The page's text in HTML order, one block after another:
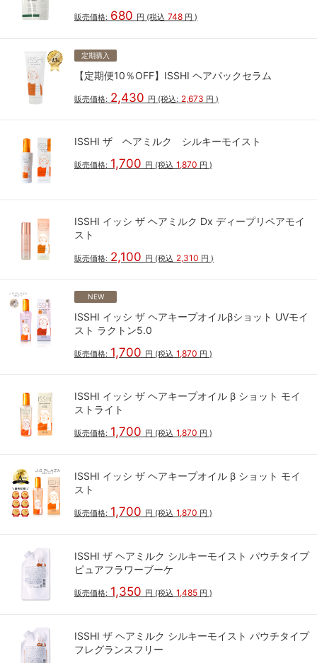
販売価格: 680 円 (税込 748 円 )
定期購入
【定期便10％OFF】ISSHI ヘアパックセラム
販売価格: 2,430 円 (税込: 2,673 円 )
ISSHI ザ ヘアミルク シルキーモイスト
販売価格: 1,700 円 (税込 1,870 円 )
ISSHI イッシ ザ ヘアミルク Dx ディープリペアモイ
スト
販売価格: 2,100 円 (税込 2,310 円 )
NEW
ISSHI イッシ ザ ヘアキープオイルβショット UVモイ
スト ラクトン5.0
販売価格: 1,700 円 (税込 1,870 円 )
ISSHI イッシ ザ ヘアキープオイル β ショット モイ
ストライト
販売価格: 1,700 円 (税込 1,870 円 )
ISSHI イッシ ザ ヘアキープオイル β ショット モイ
スト
販売価格: 1,700 円 (税込 1,870 円 )
ISSHI ザ ヘアミルク シルキーモイスト パウチタイプ
ピュアフラワーブーケ
販売価格: 1,350 円 (税込 1,485 円 )
ISSHI ザ ヘアミルク シルキーモイスト パウチタイプ
フレグランスフリー